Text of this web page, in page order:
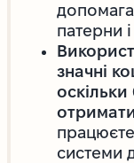
патерни
значні
системи